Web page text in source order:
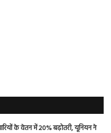
के वेतन में 20% बढ़ोतरी, यूनियन ने